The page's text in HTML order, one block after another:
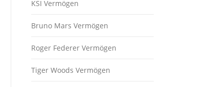
KSI Vermögen
Bruno Mars Vermögen
Roger Federer Vermögen
Tiger Woods Vermögen